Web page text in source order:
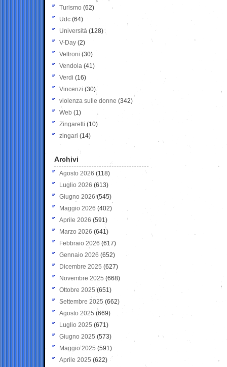
Turismo (62)
Udc (64)
Università (128)
V-Day (2)
Veltroni (30)
Vendola (41)
Verdi (16)
Vincenzi (30)
violenza sulle donne (342)
Web (1)
Zingaretti (10)
zingari (14)
Archivi
Agosto 2026 (118)
Luglio 2026 (613)
Giugno 2026 (545)
Maggio 2026 (402)
Aprile 2026 (591)
Marzo 2026 (641)
Febbraio 2026 (617)
Gennaio 2026 (652)
Dicembre 2025 (627)
Novembre 2025 (668)
Ottobre 2025 (651)
Settembre 2025 (662)
Agosto 2025 (669)
Luglio 2025 (671)
Giugno 2025 (573)
Maggio 2025 (591)
Aprile 2025 (622)